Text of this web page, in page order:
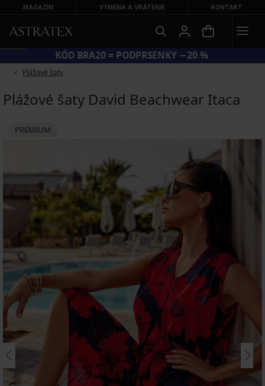
MAGAZÍN VÝMENA A VRÁTENIE KONTAKT
KÓD BRA20 = PODPRSENKY −20 %
Plážové šaty
Plážové šaty David Beachwear Itaca
PREMIUM